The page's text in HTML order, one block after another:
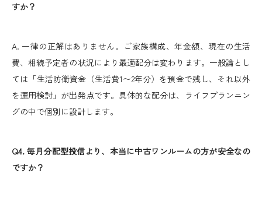
すか？
A. 一律の正解はありません。ご家族構成、年金額、現在の生活
費、相続予定者の状況により最適配分は変わります。一般論とし
ては「生活防衛資金（生活費1〜2年分）を預金で残し、それ以外
を運用検討」が出発点です。具体的な配分は、ライフプランニン
グの中で個別に設計します。
Q4. 毎月分配型投信より、本当に中古ワンルームの方が安全なの
ですか？